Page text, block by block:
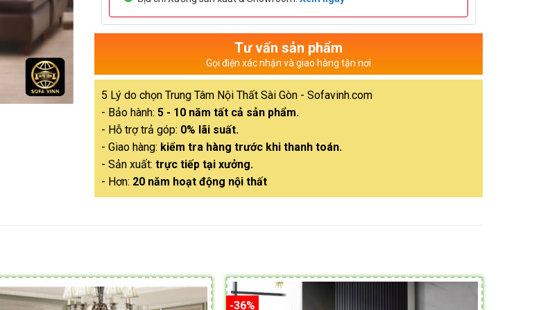
Tư vấn sản phẩm
Gọi điện xác nhận và giao hàng tận nơi
5 Lý do chọn Trung Tâm Nội Thất Sài Gòn - Sofavinh.com
- Bảo hành: 5 - 10 năm tất cả sản phẩm.
- Hỗ trợ trả góp: 0% lãi suất.
- Giao hàng: kiểm tra hàng trước khi thanh toán.
- Sản xuất: trực tiếp tại xưởng.
- Hơn: 20 năm hoạt động nội thất
-36%